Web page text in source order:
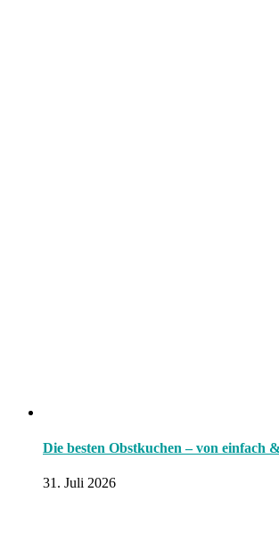
Die besten Obstkuchen – von einfach
31. Juli 2026